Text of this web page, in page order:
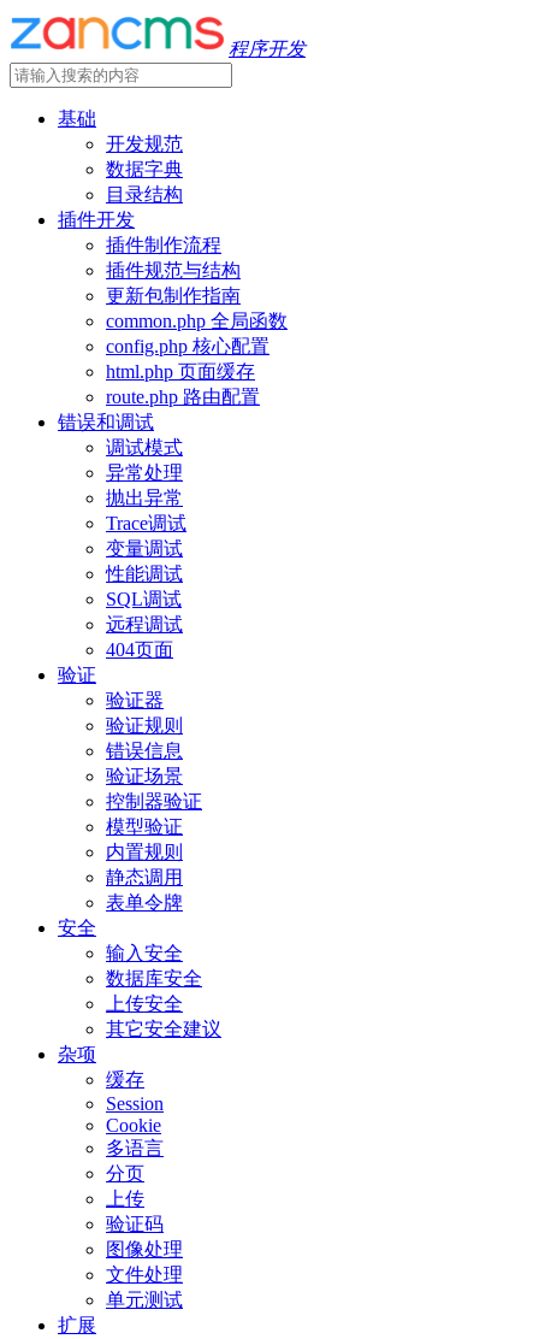
程序开发
基础
开发规范
数据字典
目录结构
插件开发
插件制作流程
插件规范与结构
更新包制作指南
common.php 全局函数
config.php 核心配置
html.php 页面缓存
route.php 路由配置
错误和调试
调试模式
异常处理
抛出异常
Trace调试
变量调试
性能调试
SQL调试
远程调试
404页面
验证
验证器
验证规则
错误信息
验证场景
控制器验证
模型验证
内置规则
静态调用
表单令牌
安全
输入安全
数据库安全
上传安全
其它安全建议
杂项
缓存
Session
Cookie
多语言
分页
上传
验证码
图像处理
文件处理
单元测试
扩展